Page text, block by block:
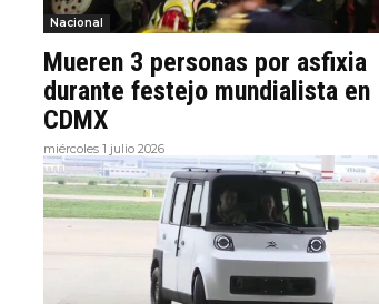
Nacional
Mueren 3 personas por asfixia
durante festejo mundialista en
CDMX
miércoles 1 julio 2026